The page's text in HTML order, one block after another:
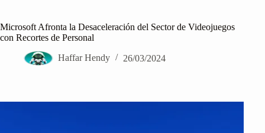
Microsoft Afronta la Desaceleración del Sector de Videojuegos
con Recortes de Personal
Haffar Hendy 26/03/2024